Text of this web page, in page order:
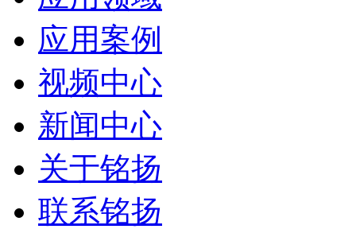
应用案例
视频中心
新闻中心
关于铭扬
联系铭扬